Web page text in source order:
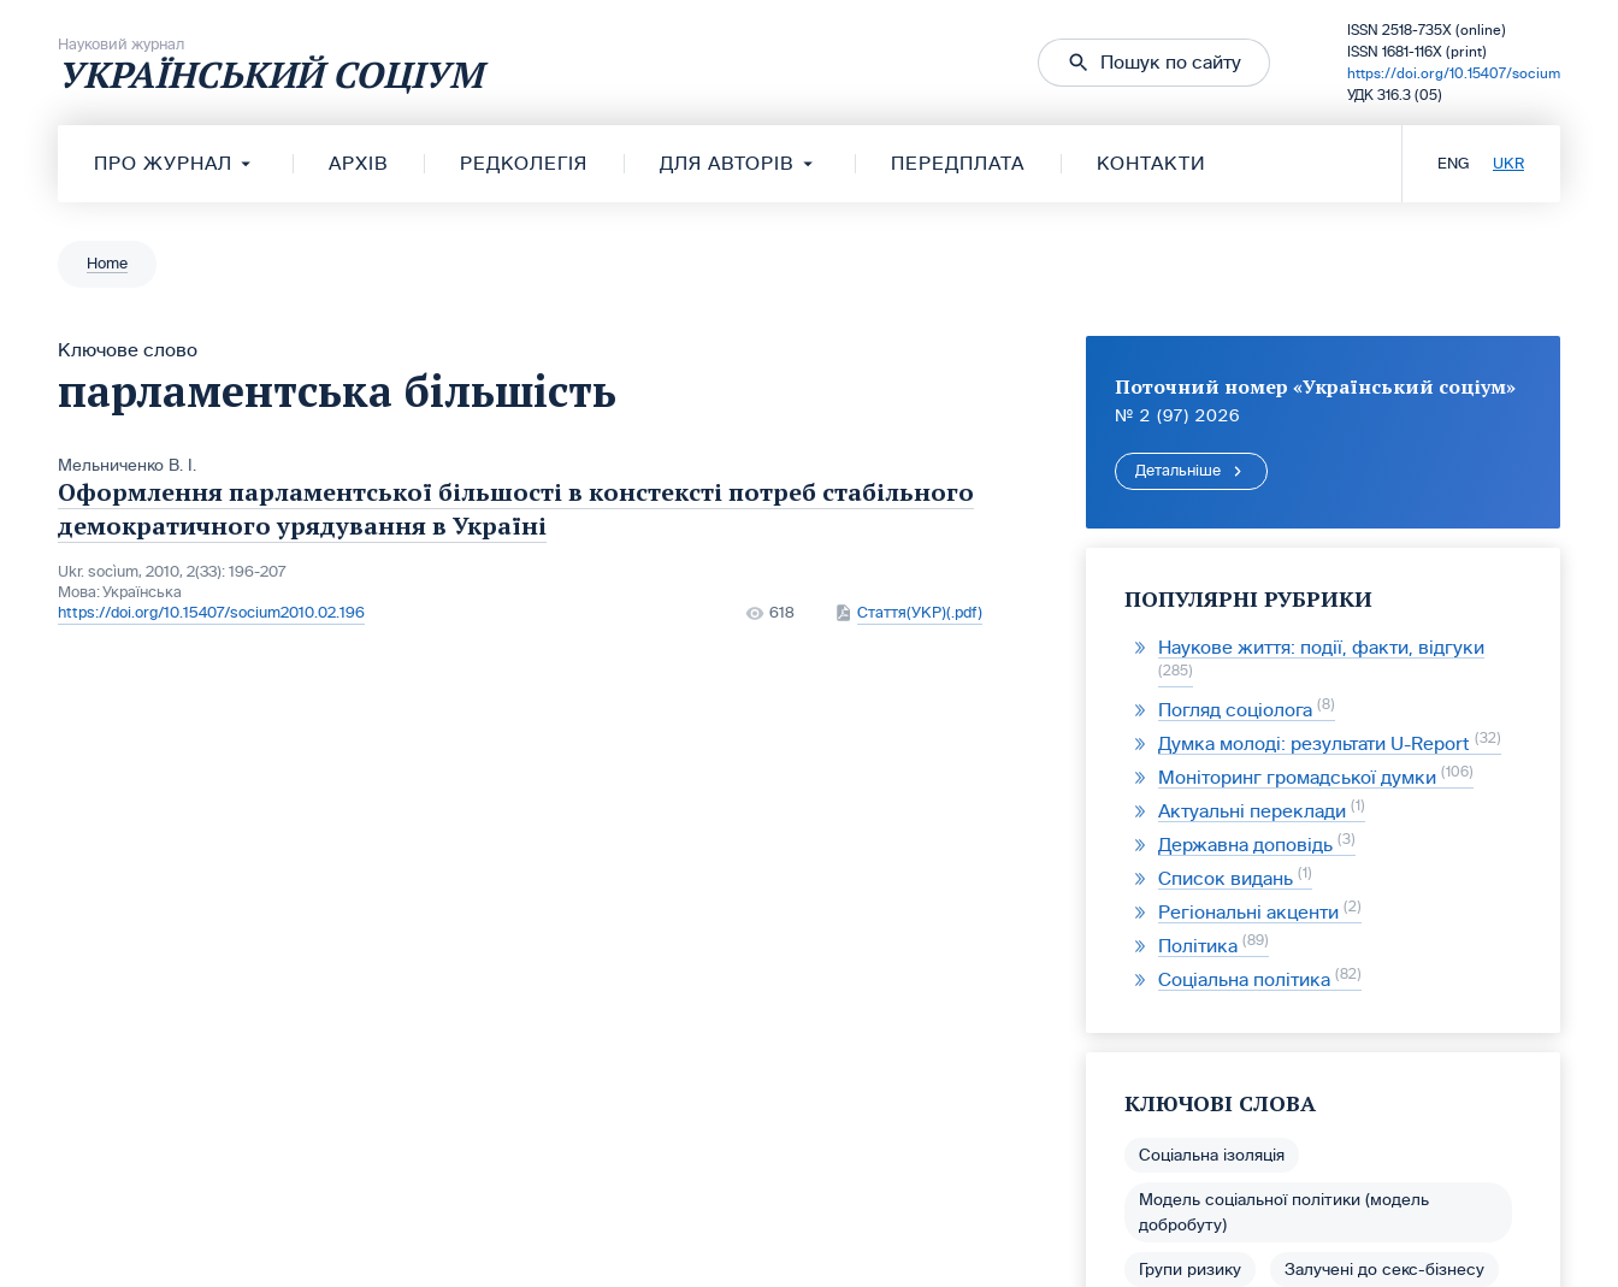
Науковий журнал
УКРАЇНСЬКИЙ СОЦІУМ Пошук по сайту
ISSN 2518-735X (online)
ISSN 1681-116X (print)
https://doi.org/10.15407/socium
УДК 316.3 (05)
ПРО ЖУРНАЛ АРХІВ РЕДКОЛЕГІЯ ДЛЯ АВТОРІВ ПЕРЕДПЛАТА КОНТАКТИ ENG UKR
Home
Ключове слово
парламентська більшість
Мельниченко В. І.
Оформлення парламентської більшості в констексті потреб стабільного
демократичного урядування в Україні
Ukr. socìum, 2010, 2(33): 196-207
Мова:Українська
https://doi.org/10.15407/socium2010.02.196
618 Стаття(УКР)(.pdf)
Поточний номер «Український соціум»
№ 2 (97) 2026
Детальніше
ПОПУЛЯРНІ РУБРИКИ
Наукове життя: події, факти, відгуки
285
Погляд соціолога 8
Думка молоді: результати U-Report 32
Моніторинг громадської думки 106
Актуальні переклади 1
Державна доповідь 3
Список видань 1
Регіональні акценти 2
Політика 89
Соціальна політика 82
КЛЮЧОВІ СЛОВА
Соціальна ізоляція
Модель соціальної політики (модель
добробуту)
Групи ризику Залучені до секс-бізнесу